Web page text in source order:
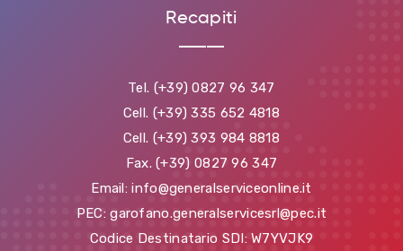
Recapiti
Tel. (+39) 0827 96 347
Cell. (+39) 335 652 4818
Cell. (+39) 393 984 8818
Fax. (+39) 0827 96 347
Email: info@generalserviceonline.it
PEC: garofano.generalservicesrl@pec.it
Codice Destinatario SDI: W7YVJK9